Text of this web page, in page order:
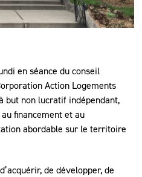
en séance du conseil
Action Logements
but non lucratif indépendant,
financement et au
abordable sur le territoire
de développer, de